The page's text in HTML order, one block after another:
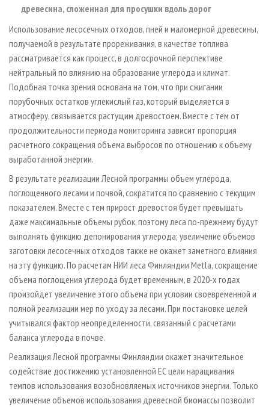
древесина, сложенная для просушки вдоль дорог
Использование лесосечных отходов, пней и маломерной древесины,
получаемой в результате прореживания, в качестве топлива
рассматривается как процесс, в долгосрочной перспективе
нейтральный по влиянию на образование углерода и климат.
Подобная точка зрения основана на том, что при сжигании
порубочных остатков углекислый газ, который выделяется в
атмосферу, связывается растущим древостоем. Вместе с тем от
продолжительности периода мониторинга зависит пропорция
расчетного сокращения объема выбросов по отношению к объему
выработанной энергии.
В результате реализации Лесной программы объем углерода,
поглощенного лесами и почвой, сократится по сравнению с текущим
показателем. Вместе с тем прирост древостоя будет превышать
даже максимальные объемы рубок, поэтому леса по-прежнему будут
выполнять функцию депонирования углерода; увеличение объемов
заготовки лесосечных отходов также не окажет заметного влияния
на эту функцию. По расчетам НИИ леса Финляндии Metla, сокращение
объема поглощения углерода будет временным, в 2020-х годах
произойдет увеличение этого объема при условии своевременной и
полной реализации мер по уходу за лесами. При постановке целей
учитывался фактор неопределенности, связанный с расчетами
баланса углерода в почве.
Реализация Лесной программы Финляндии окажет значительное
содействие достижению установленной ЕС цели наращивания
темпов использования возобновляемых источников энергии. Только
увеличение объемов использования древесной биомассы позволит